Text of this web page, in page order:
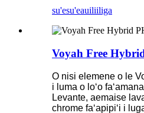
su'esu'eauiliiliga
Voyah Free
O nisi elemene o le
i luma o loʻo
Levante, aemaise
chrome faʻapipiʻi i